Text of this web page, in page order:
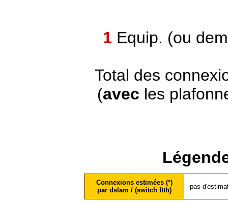
1 Equip. (ou
Total des
(avec les
Connexions estimées (*)
par dslam / (switch ftth)
pas